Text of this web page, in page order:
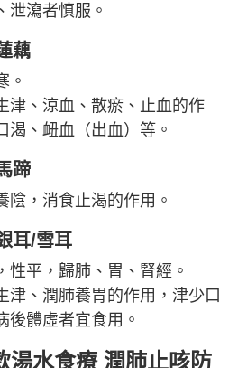
泄瀉者慎服。
藕
。
津、涼血、散瘀、止血的作
渴、衄血（出血）等。
蹄
陰，消食止渴的作用。
耳/雪耳
性平，歸肺、胃、腎經。
津、潤肺養胃的作用，津少口
後體虛者宜食用。
湯水食療 潤肺止咳防